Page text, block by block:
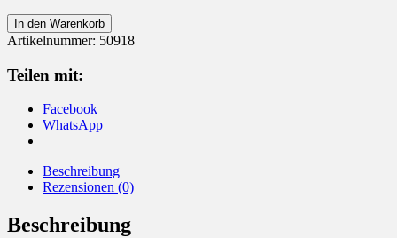
Halskette
aus
Sterling
Silber
gehämmert
Gliederkette
Menge
In den Warenkorb
Artikelnummer: 50918
Teilen mit:
Facebook
WhatsApp
Beschreibung
Rezensionen (0)
Beschreibung